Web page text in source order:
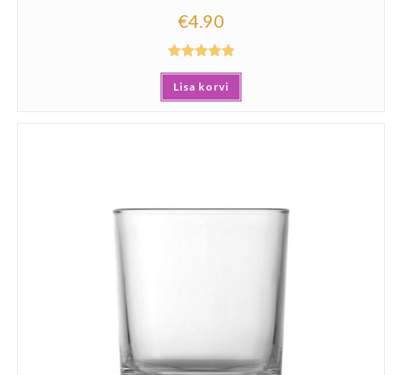
€4.90
Hinnanguga
5.00/ 5
Lisa korvi